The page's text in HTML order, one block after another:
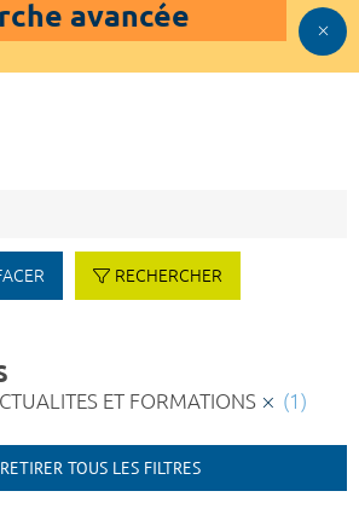
avancée
RECHERCHER
ET FORMATIONS (1)
RETIRER TOUS LES FILTRES